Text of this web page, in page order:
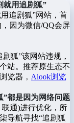
就用追剧狐”
追剧狐”网站，首
因为微信/QQ会屏
狐”该网站违规，
站。推荐原生态不
览器， Alook浏览
”都是因为网络问题
通)进行优化，所
导航寻找“追剧狐